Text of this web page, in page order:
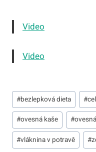
Video
Video
Štítky
příspěvků:
#bezlepková dieta #
#ovesná kaše #
#vláknina v potravě #